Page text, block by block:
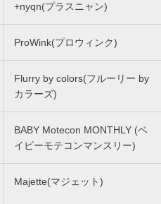
+nyqn(プラスニャン)
ProWink(プロウィンク)
Flurry by colors(フルーリー by
カラーズ)
BABY Motecon MONTHLY (ベ
イビーモテコンマンスリー)
Majette(マジェット)